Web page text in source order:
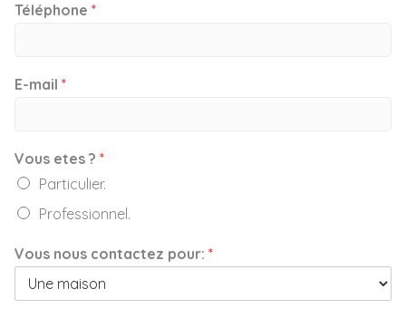
Téléphone *
E-mail *
Vous etes ? *
Particulier.
Professionnel.
Vous nous contactez pour: *